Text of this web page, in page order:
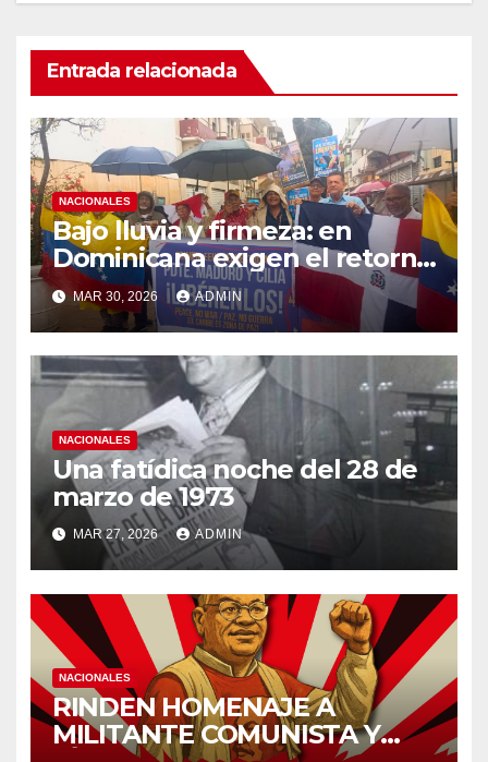
Entrada relacionada
NACIONALES
Bajo lluvia y firmeza: en
Dominicana exigen el retorno
de la Pareja Presidencial de
Venezuela
MAR 30, 2026 ADMIN
NACIONALES
Una fatídica noche del 28 de
marzo de 1973
MAR 27, 2026 ADMIN
NACIONALES
RINDEN HOMENAJE A
MILITANTE COMUNISTA Y